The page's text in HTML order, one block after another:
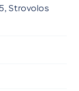
Strovolos